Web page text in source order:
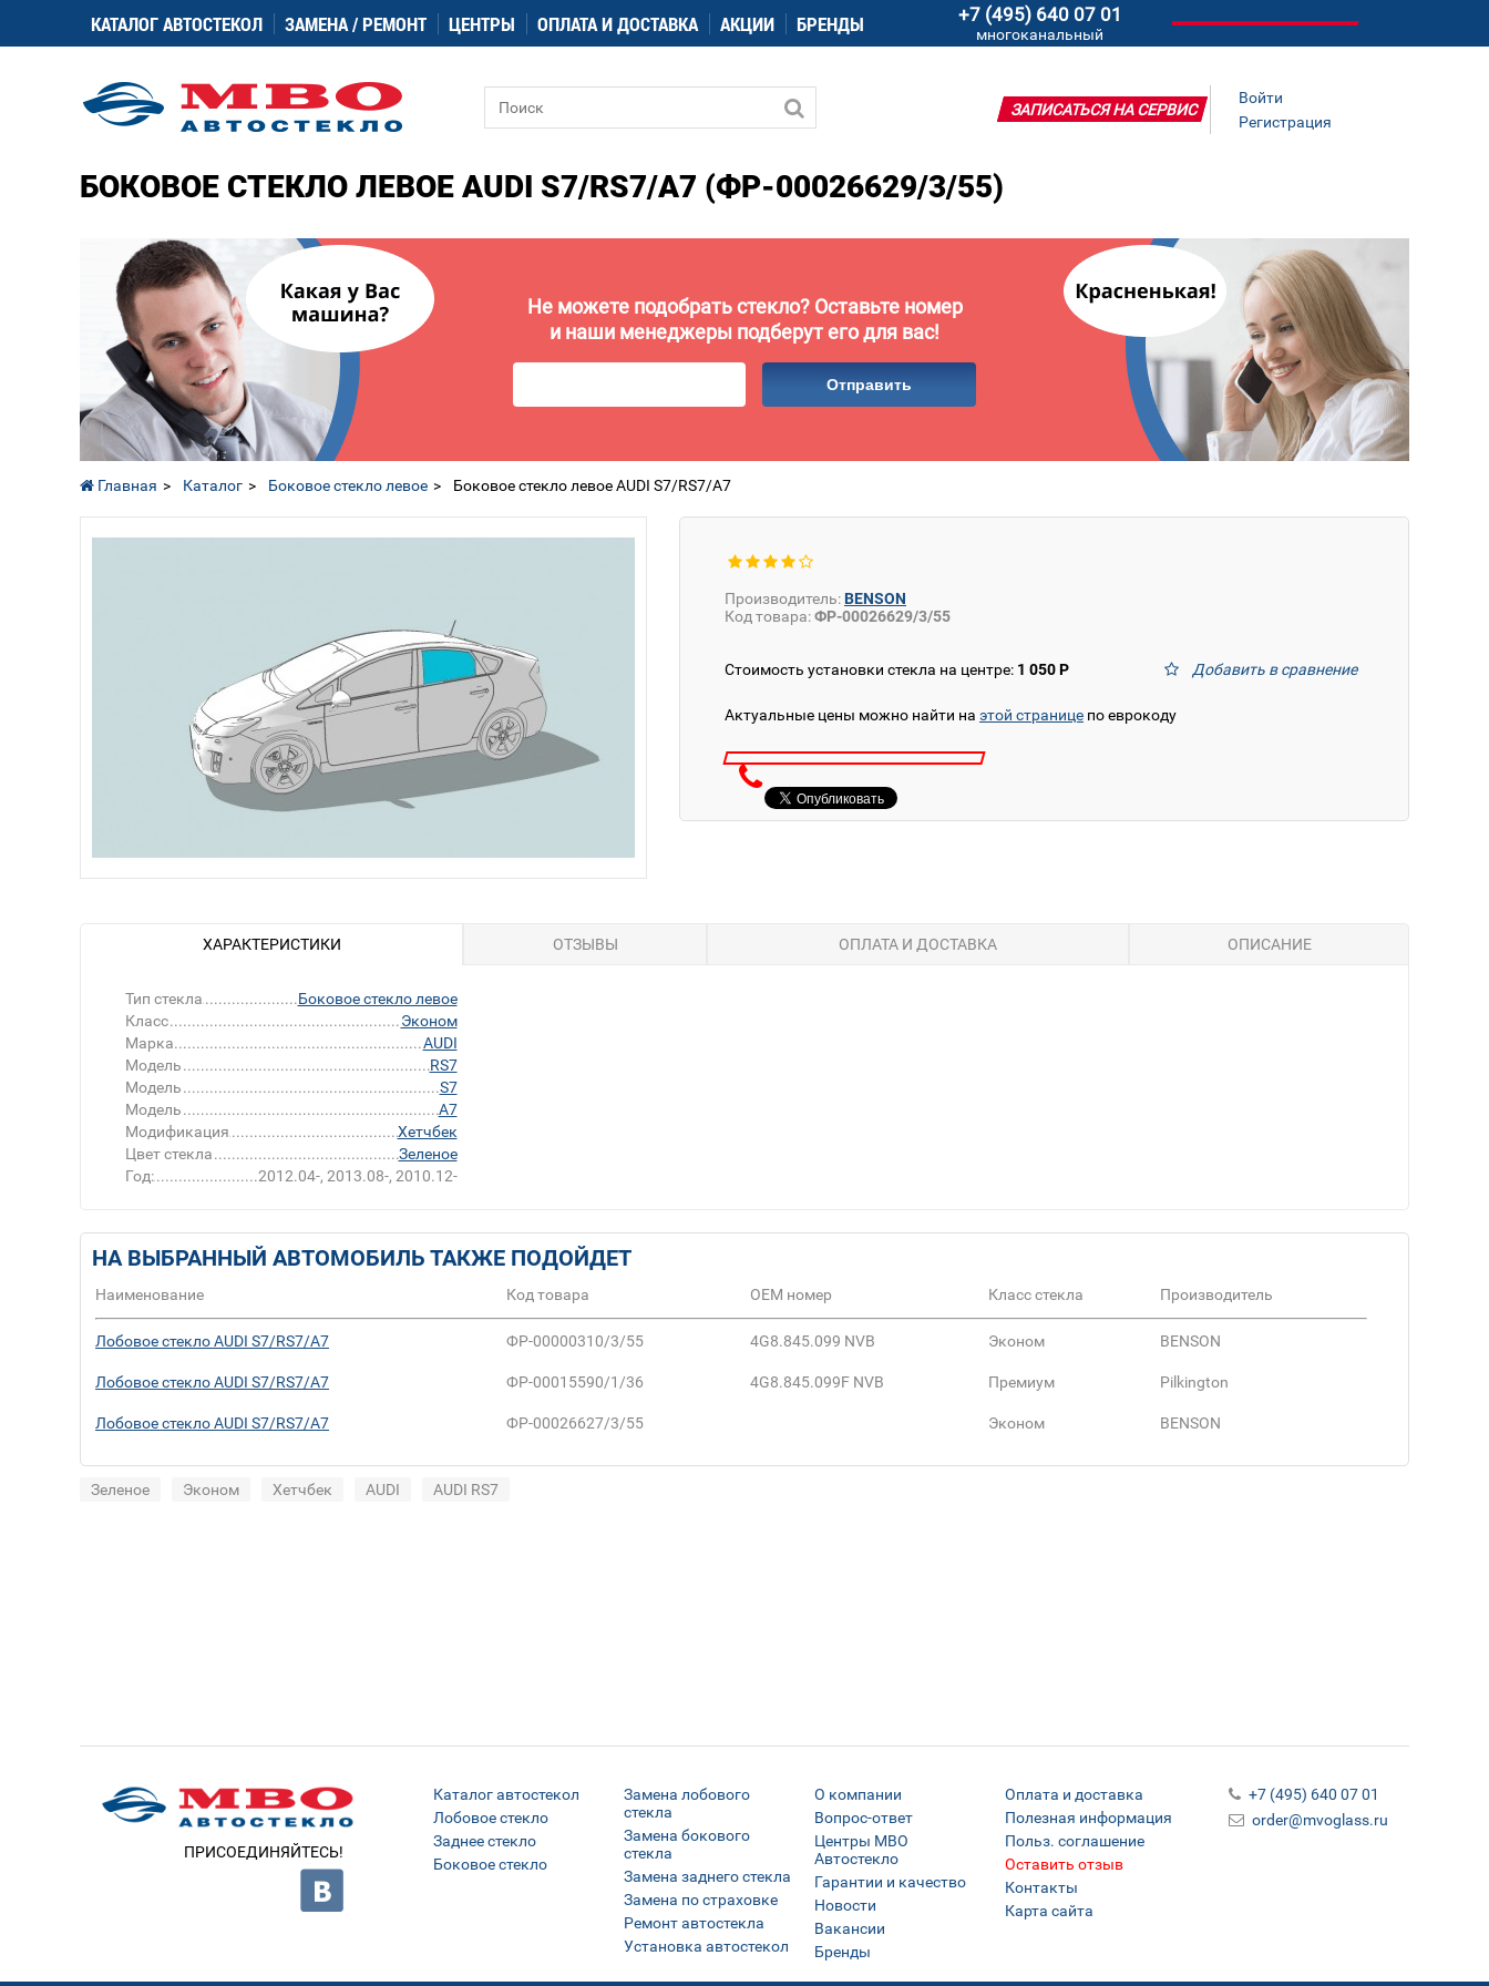
КАТАЛОГ АВТОСТЕКОЛ ЗАМЕНА / РЕМОНТ ЦЕНТРЫ ОПЛАТА И ДОСТАВКА АКЦИИ БРЕНДЫ +7 (495) 640 07 01
многоканальный
Войти
Регистрация
ЗАПИСАТЬСЯ НА СЕРВИС
БОКОВОЕ СТЕКЛО ЛЕВОЕ AUDI S7/RS7/A7 (ФР-00026629/3/55)
Не можете подобрать стекло? Оставьте номер
и наши менеджеры подберут его для вас!
Отправить
Главная Каталог Боковое стекло левое Боковое стекло левое AUDI S7/RS7/A7
Производитель:BENSON
Код товара:ФР-00026629/3/55
Добавить в сравнение
Стоимость установки стекла на центре: 1 050 Р
Актуальные цены можно найти на этой странице по еврокоду
ХАРАКТЕРИСТИКИ ОТЗЫВЫ ОПЛАТА И ДОСТАВКА ОПИСАНИЕ
Тип стекла
Боковое стекло левое
Класс
Эконом
Марка
AUDI
Модель
RS7
Модель
S7
Модель
A7
Модификация
Хетчбек
Цвет стекла
Зеленое
Год:
2012.04-, 2013.08-, 2010.12-
НА ВЫБРАННЫЙ АВТОМОБИЛЬ ТАКЖЕ ПОДОЙДЕТ
Наименование Код товара ОЕМ номер Класс стекла Производитель
Лобовое стекло AUDI S7/RS7/A7 ФР-00000310/3/55 4G8.845.099 NVB Эконом BENSON
Лобовое стекло AUDI S7/RS7/A7 ФР-00015590/1/36 4G8.845.099F NVB Премиум Pilkington
Лобовое стекло AUDI S7/RS7/A7 ФР-00026627/3/55 Эконом BENSON
Зеленое Эконом Хетчбек AUDI AUDI RS7
ПРИСОЕДИНЯЙТЕСЬ!
Каталог автостекол
Лобовое стекло
Заднее стекло
Боковое стекло
Замена лобового
стекла
Замена бокового
стекла
Замена заднего стекла
Замена по страховке
Ремонт автостекла
Установка автостекол
О компании
Вопрос-ответ
Центры МВО
Автостекло
Гарантии и качество
Новости
Вакансии
Бренды
Оплата и доставка
Полезная информация
Польз. соглашение
Оставить отзыв
Контакты
Карта сайта
+7 (495) 640 07 01
order@mvoglass.ru